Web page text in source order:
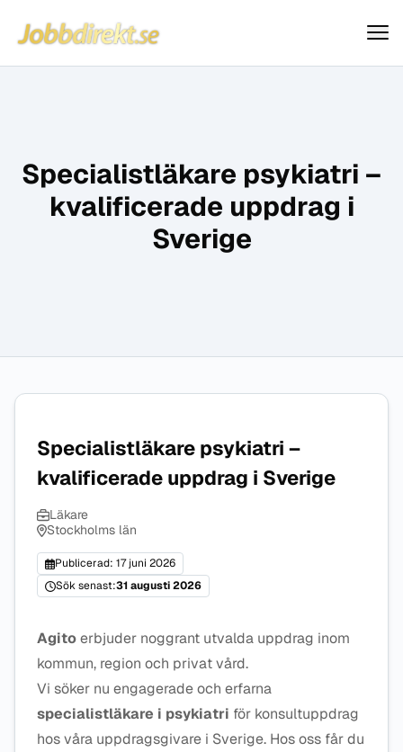
Hoppa till innehåll
Jobbdirekt
Specialistläkare psykiatri –
kvalificerade uppdrag i
Sverige
Specialistläkare psykiatri –
kvalificerade uppdrag i Sverige
Läkare
Stockholms län
Publicerad: 17 juni 2026
Sök senast:31 augusti 2026
Agitoerbjuder noggrant utvalda uppdrag inom
kommun, region och privat vård.
Vi söker nu engagerade och erfarna
specialistläkare i psykiatri för konsultuppdrag
hos våra uppdragsgivare i Sverige. Hos oss får du